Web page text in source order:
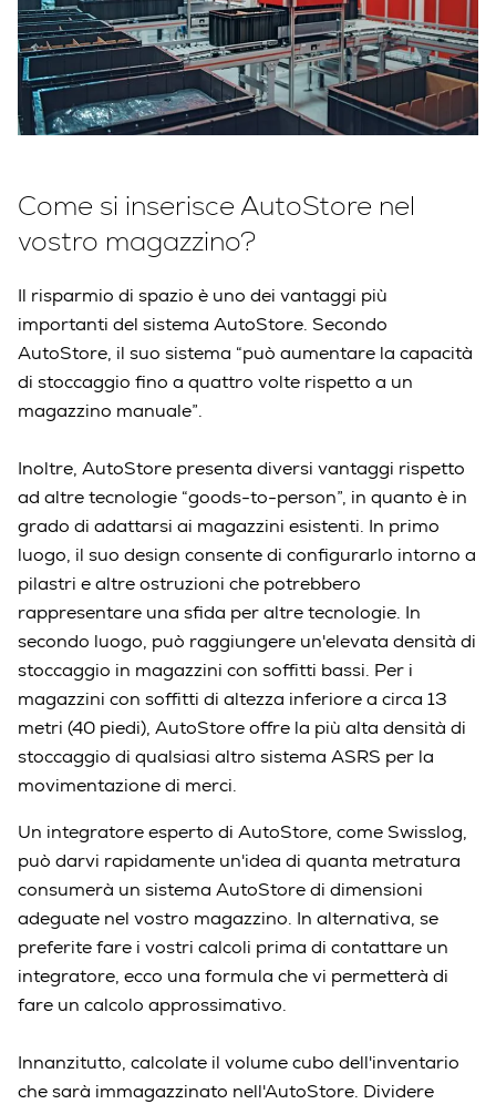
Come si inserisce AutoStore nel
vostro magazzino?
Il risparmio di spazio è uno dei vantaggi più
importanti del sistema AutoStore. Secondo
AutoStore, il suo sistema “può aumentare la capacità
di stoccaggio fino a quattro volte rispetto a un
magazzino manuale”.
Inoltre, AutoStore presenta diversi vantaggi rispetto
ad altre tecnologie “goods-to-person”, in quanto è in
grado di adattarsi ai magazzini esistenti. In primo
luogo, il suo design consente di configurarlo intorno a
pilastri e altre ostruzioni che potrebbero
rappresentare una sfida per altre tecnologie. In
secondo luogo, può raggiungere un'elevata densità di
stoccaggio in magazzini con soffitti bassi. Per i
magazzini con soffitti di altezza inferiore a circa 13
metri (40 piedi), AutoStore offre la più alta densità di
stoccaggio di qualsiasi altro sistema ASRS per la
movimentazione di merci.
Un integratore esperto di AutoStore, come Swisslog,
può darvi rapidamente un'idea di quanta metratura
consumerà un sistema AutoStore di dimensioni
adeguate nel vostro magazzino. In alternativa, se
preferite fare i vostri calcoli prima di contattare un
integratore, ecco una formula che vi permetterà di
fare un calcolo approssimativo.
Innanzitutto, calcolate il volume cubo dell'inventario
che sarà immagazzinato nell'AutoStore. Dividere